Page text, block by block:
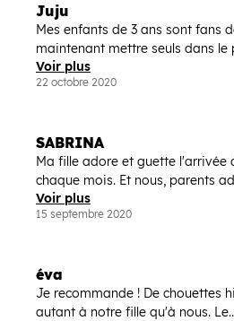
Juju
Mes enfants de 3 ans sont fans
maintenant mettre seuls dans le
Voir plus
22 octobre 2020
SABRINA
Ma fille adore et guette l'arrivée
chaque mois. Et nous, parents
Voir plus
15 septembre 2020
éva
Je recommande ! De chouettes
autant à notre fille qu'à nous.